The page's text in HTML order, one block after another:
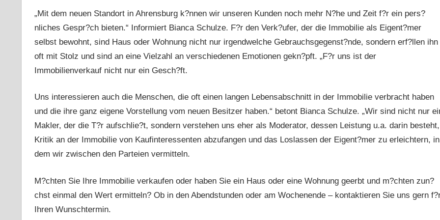
„Mit dem neuen Standort in Ahrensburg k?nnen wir unseren Kunden noch mehr N?he und Zeit f?r ein pers?
nliches Gespr?ch bieten.“ Informiert Bianca Schulze. F?r den Verk?ufer, der die Immobilie als Eigent?mer
selbst bewohnt, sind Haus oder Wohnung nicht nur irgendwelche Gebrauchsgegenst?nde, sondern erf?llen ihn
oft mit Stolz und sind an eine Vielzahl an verschiedenen Emotionen gekn?pft. „F?r uns ist der
Immobilienverkauf nicht nur ein Gesch?ft.
Uns interessieren auch die Menschen, die oft einen langen Lebensabschnitt in der Immobilie verbracht haben
und die ihre ganz eigene Vorstellung vom neuen Besitzer haben.“ betont Bianca Schulze. „Wir sind nicht nur
Makler, der die T?r aufschlie?t, sondern verstehen uns eher als Moderator, dessen Leistung u.a. darin besteht,
Kritik an der Immobilie von Kaufinteressenten abzufangen und das Loslassen der Eigent?mer zu erleichtern, in
dem wir zwischen den Parteien vermitteln.
M?chten Sie Ihre Immobilie verkaufen oder haben Sie ein Haus oder eine Wohnung geerbt und m?chten zun?
chst einmal den Wert ermitteln? Ob in den Abendstunden oder am Wochenende – kontaktieren Sie uns gern
Ihren Wunschtermin.